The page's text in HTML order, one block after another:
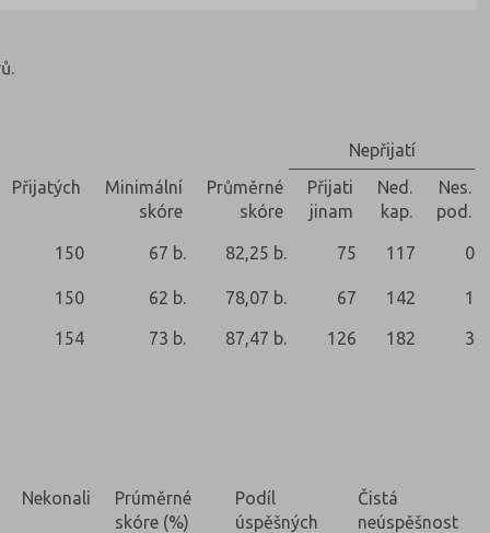
Nepřijatí
Přijatých
Minimální
skóre
Průměrné
skóre
Přijati
jinam
Ned.
kap.
Nes.
pod.
150 67 b. 82,25 b. 75 117 0
150 62 b. 78,07 b. 67 142 1
154 73 b. 87,47 b. 126 182 3
Nekonali
Prúměrné
skóre (%)
Podíl
úspěšných
Čistá
neúspěšnost